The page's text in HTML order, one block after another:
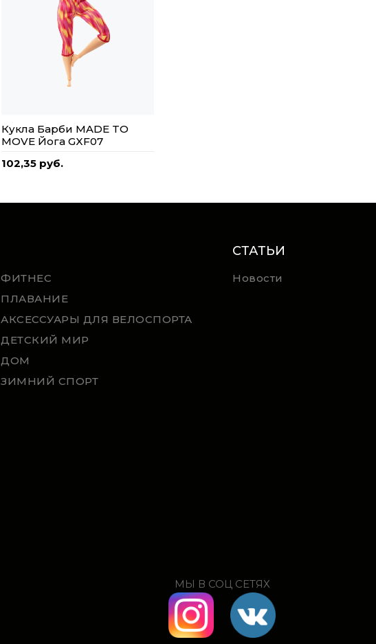
Кукла Барби MADE TO
MOVE Йога GXF07
102,35 руб.
ФИТНЕС
ПЛАВАНИЕ
АКСЕССУАРЫ ДЛЯ ВЕЛОСПОРТА
ДЕТСКИЙ МИР
ДОМ
ЗИМНИЙ СПОРТ
СТАТЬИ
Новости
МЫ В СОЦ СЕТЯХ